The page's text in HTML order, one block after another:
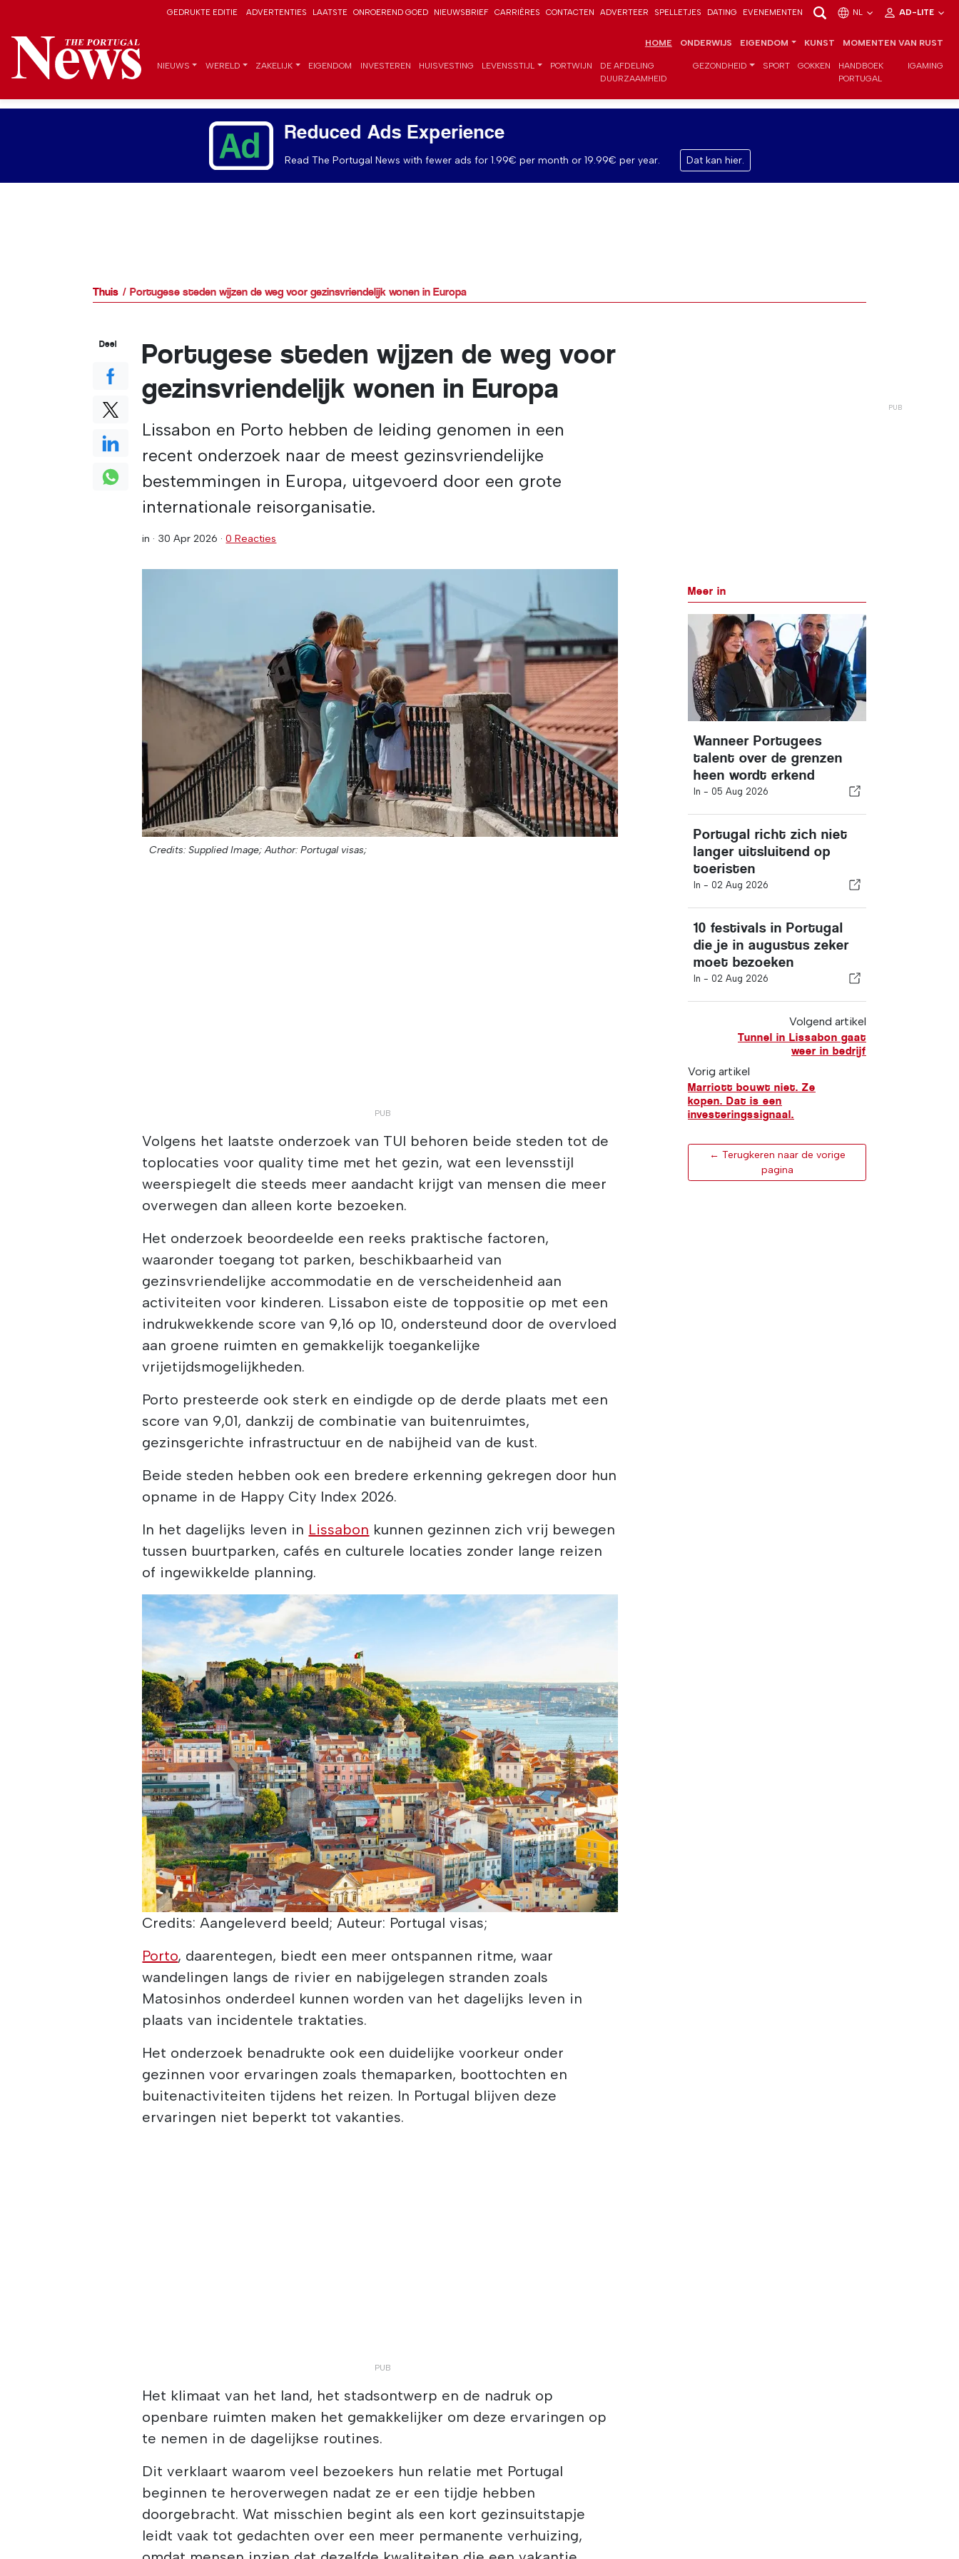
GEDRUKTE EDITIE ADVERTENTIES LAATSTE ONROEREND GOED NIEUWSBRIEF CARRIÈRES CONTACTEN ADVERTEER SPELLETJES DATING EVENEMENTEN NL AD-LITE
HOME ONDERWIJS EIGENDOM KUNST MOMENTEN VAN RUST
NIEUWS WERELD ZAKELIJK EIGENDOM INVESTEREN HUISVESTING LEVENSSTIJL PORTWIJN
DE AFDELING
DUURZAAMHEID
GEZONDHEID SPORT GOKKEN
HANDBOEK
PORTUGAL
IGAMING
Reduced Ads Experience
Read The Portugal News with fewer ads for 1.99€ per month or 19.99€ per year. Dat kan hier.
Thuis Portugese steden wijzen de weg voor gezinsvriendelijk wonen in Europa
Portugese steden wijzen de weg voor
gezinsvriendelijk wonen in Europa
Lissabon en Porto hebben de leiding genomen in een
recent onderzoek naar de meest gezinsvriendelijke
bestemmingen in Europa, uitgevoerd door een grote
internationale reisorganisatie.
in · 30 Apr 2026 ·0 Reacties
Credits: Supplied Image; Author: Portugal visas;
Volgens het laatste onderzoek van TUI behoren beide steden tot de
toplocaties voor quality time met het gezin, wat een levensstijl
weerspiegelt die steeds meer aandacht krijgt van mensen die meer
overwegen dan alleen korte bezoeken.
Het onderzoek beoordeelde een reeks praktische factoren,
waaronder toegang tot parken, beschikbaarheid van
gezinsvriendelijke accommodatie en de verscheidenheid aan
activiteiten voor kinderen. Lissabon eiste de toppositie op met een
indrukwekkende score van 9,16 op 10, ondersteund door de overvloed
aan groene ruimten en gemakkelijk toegankelijke
vrijetijdsmogelijkheden.
Porto presteerde ook sterk en eindigde op de derde plaats met een
score van 9,01, dankzij de combinatie van buitenruimtes,
gezinsgerichte infrastructuur en de nabijheid van de kust.
Beide steden hebben ook een bredere erkenning gekregen door hun
opname in de Happy City Index 2026.
In het dagelijks leven in Lissabon kunnen gezinnen zich vrij bewegen
tussen buurtparken, cafés en culturele locaties zonder lange reizen
of ingewikkelde planning.
Credits: Aangeleverd beeld; Auteur: Portugal visas;
Porto, daarentegen, biedt een meer ontspannen ritme, waar
wandelingen langs de rivier en nabijgelegen stranden zoals
Matosinhos onderdeel kunnen worden van het dagelijks leven in
plaats van incidentele traktaties.
Het onderzoek benadrukte ook een duidelijke voorkeur onder
gezinnen voor ervaringen zoals themaparken, boottochten en
buitenactiviteiten tijdens het reizen. In Portugal blijven deze
ervaringen niet beperkt tot vakanties.
Het klimaat van het land, het stadsontwerp en de nadruk op
openbare ruimten maken het gemakkelijker om deze ervaringen op
te nemen in de dagelijkse routines.
Dit verklaart waarom veel bezoekers hun relatie met Portugal
beginnen te heroverwegen nadat ze er een tijdje hebben
doorgebracht. Wat misschien begint als een kort gezinsuitstapje
leidt vaak tot gedachten over een meer permanente verhuizing,
Deel
Meer in
Wanneer Portugees
talent over de grenzen
heen wordt erkend
In - 05 Aug 2026
Portugal richt zich niet
langer uitsluitend op
toeristen
In - 02 Aug 2026
10 festivals in Portugal
die je in augustus zeker
moet bezoeken
In - 02 Aug 2026
Volgend artikel
Tunnel in Lissabon gaat
weer in bedrijf
Vorig artikel
Marriott bouwt niet. Ze
kopen. Dat is een
investeringssignaal.
← Terugkeren naar de vorige
pagina